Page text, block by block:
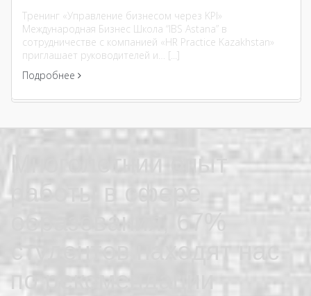
Тренинг «Управление бизнесом через KPI»
Международная Бизнес Школа “IBS Astana” в
сотрудничестве с компанией «HR Practice Kazakhstan»
приглашает руководителей и… [...]
Подробнее
Многолетний опыт
работы в сфере
образования, 67%
студентов находят нас
по рекомендации